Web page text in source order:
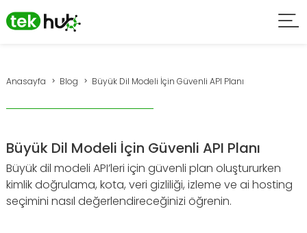
Anasayfa Blog Büyük Dil Modeli İçin Güvenli API Planı
Büyük Dil Modeli İçin Güvenli API Planı
Büyük dil modeli API’leri için güvenli plan oluştururken
kimlik doğrulama, kota, veri gizliliği, izleme ve ai hosting
seçimini nasıl değerlendireceğinizi öğrenin.